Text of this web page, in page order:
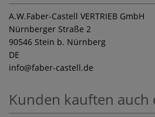
A.W.Faber-Castell VERTRIEB GmbH
Nürnberger Straße 2
90546 Stein b. Nürnberg
DE
info@faber-castell.de
Kunden kauften auch